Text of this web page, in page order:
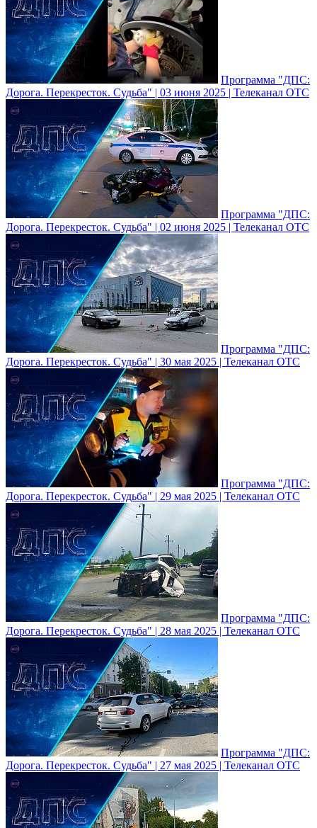
Программа "ДПС:
Дорога. Перекресток. Судьба" | 03 июня 2025 | Телеканал ОТС
Программа "ДПС:
Дорога. Перекресток. Судьба" | 02 июня 2025 | Телеканал ОТС
Программа "ДПС:
Дорога. Перекресток. Судьба" | 30 мая 2025 | Телеканал ОТС
Программа "ДПС:
Дорога. Перекресток. Судьба" | 29 мая 2025 | Телеканал ОТС
Программа "ДПС:
Дорога. Перекресток. Судьба" | 28 мая 2025 | Телеканал ОТС
Программа "ДПС:
Дорога. Перекресток. Судьба" | 27 мая 2025 | Телеканал ОТС